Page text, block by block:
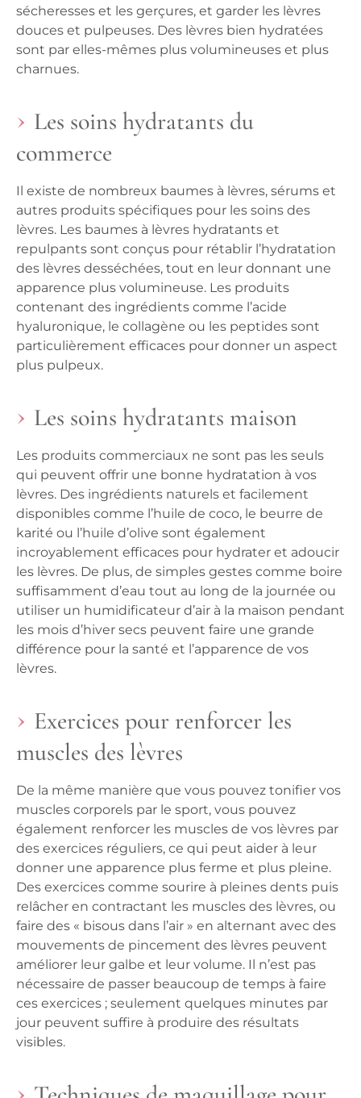
sécheresses et les gerçures, et garder les lèvres
douces et pulpeuses. Des lèvres bien hydratées
sont par elles-mêmes plus volumineuses et plus
charnues.
Les soins hydratants du
commerce
Il existe de nombreux baumes à lèvres, sérums et
autres produits spécifiques pour les soins des
lèvres. Les baumes à lèvres hydratants et
repulpants sont conçus pour rétablir l’hydratation
des lèvres desséchées, tout en leur donnant une
apparence plus volumineuse. Les produits
contenant des ingrédients comme l’acide
hyaluronique, le collagène ou les peptides sont
particulièrement efficaces pour donner un aspect
plus pulpeux.
Les soins hydratants maison
Les produits commerciaux ne sont pas les seuls
qui peuvent offrir une bonne hydratation à vos
lèvres. Des ingrédients naturels et facilement
disponibles comme l’huile de coco, le beurre de
karité ou l’huile d’olive sont également
incroyablement efficaces pour hydrater et adoucir
les lèvres. De plus, de simples gestes comme boire
suffisamment d’eau tout au long de la journée ou
utiliser un humidificateur d’air à la maison pendant
les mois d’hiver secs peuvent faire une grande
différence pour la santé et l’apparence de vos
lèvres.
Exercices pour renforcer les
muscles des lèvres
De la même manière que vous pouvez tonifier vos
muscles corporels par le sport, vous pouvez
également renforcer les muscles de vos lèvres par
des exercices réguliers, ce qui peut aider à leur
donner une apparence plus ferme et plus pleine.
Des exercices comme sourire à pleines dents puis
relâcher en contractant les muscles des lèvres, ou
faire des « bisous dans l’air » en alternant avec des
mouvements de pincement des lèvres peuvent
améliorer leur galbe et leur volume. Il n’est pas
nécessaire de passer beaucoup de temps à faire
ces exercices ; seulement quelques minutes par
jour peuvent suffire à produire des résultats
visibles.